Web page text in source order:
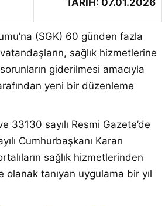
TARİH: 07.01.2026
(SGK) 60 günden fazla
sağlık hizmetlerine
giderilmesi amacıyla
yeni bir düzenleme
33130 sayılı Resmi Gazete’de
Cumhurbaşkanı Kararı
sağlık hizmetlerinden
tanıyan uygulama bir yıl